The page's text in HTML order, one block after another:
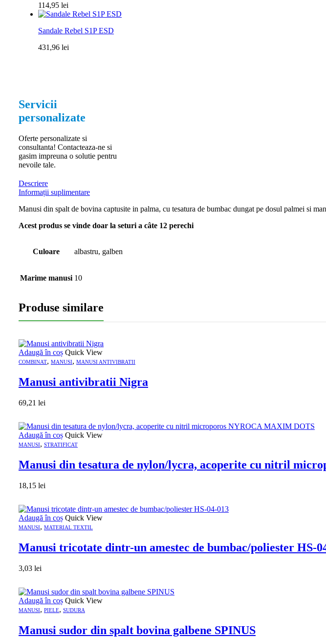
114,95 lei
Sandale Rebel S1P ESD
431,96 lei
Servicii
personalizate
Oferte personalizate si
consultanta! Contacteaza-ne si
gasim impreuna o solutie pentru
nevoile tale.
Descriere
Informații suplimentare
Manusi din spalt de bovina captusite in palma, cu tesatura de bumbac dungat pe dosul palmei si
Acest produs se vinde doar la seturi a câte 12 perechi
Culoare albastru, galben
Marime manusi 10
Produse similare
Adaugă în coș Quick View
COMBINAT, MANUSI, MANUSI ANTIVIBRATII
Manusi antivibratii Nigra
69,21 lei
Adaugă în coș Quick View
MANUSI, STRATIFICAT
Manusi din tesatura de nylon/lycra, acoperite cu nitril
18,15 lei
Adaugă în coș Quick View
MANUSI, MATERIAL TEXTIL
Manusi tricotate dintr-un amestec de bumbac/poliester HS-
3,03 lei
Adaugă în coș Quick View
MANUSI, PIELE, SUDURA
Manusi sudor din spalt bovina galbene SPINUS